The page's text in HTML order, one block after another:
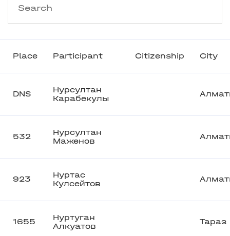
Place Participant Citizenship City
DNS
Нурсултан
Карабекулы
532
Нурсултан
Маженов
923
Нуртас
Кулсейтов
1655
Нуртуган
Алкуатов
Тараз